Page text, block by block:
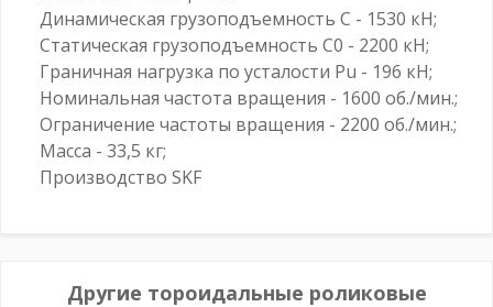
Динамическая грузоподъемность C - 1530 кН;
Статическая грузоподъемность C0 - 2200 кН;
Граничная нагрузка по усталости Pu - 196 кН;
Номинальная частота вращения - 1600 об./мин.;
Ограничение частоты вращения - 2200 об./мин.;
Масса - 33,5 кг;
Производство SKF
Другие тороидальные роликовые